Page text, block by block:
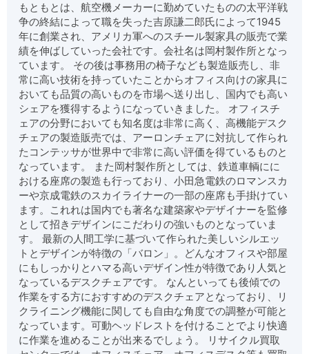
もともとは、航空機メーカーに勤めていたものの太平洋戦
争の終結によって職を失った吉原謙二郎氏によって1945
年に創業され、アメリカ軍へのスチール製家具の販売で業
績を伸ばしていった会社です。会社名は岡村製作所となっ
ています。 その後は事務用の椅子なども製造販売し、非
常に高い技術を持っていたことからオフィス向けの家具に
おいても品質の高いものを市場へ送り出し、国内でも高い
シェアを獲得するようになっていきました。 オフィスチ
ェアの分野においても知名度は非常に高く、高機能デスク
チェアの製造販売では、アーロンチェアに対抗して作られ
たコンテッサが世界中で非常に高い評価を得ているものと
なっています。 また岡村製作所としては、鉄道車輌にに
おける座席の製造も行っており、小田急電鉄のロマンスカ
ーや京成電鉄のスカイライナーの一部の座席も手掛けてい
ます。これれは国内でも著名な建築家やデザイナーを監修
として招きデザインにこだわりの強いものとなっていま
す。 最新の人間工学に基づいて作られた美しいシルエッ
トとデザインが特徴の「バロン」。どんなオフィスや部屋
にもしっかりとハマる高いデザイン性が特徴であり人気と
なっているデスクチェアです。 なんといっても後傾での
作業をする方におすすめのデスクチェアとなっており、リ
クライニング機能に関しても自由な角度での調整が可能と
なっています。可動ヘッドレストを付けることでより快適
に作業を進めることが出来るでしょう。 リサイクル買取